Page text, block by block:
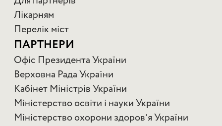
Лікарням
Перелік міст
ПАРТНЕРИ
Офіс Президента України
Верховна Рада України
Кабінет Міністрів України
Міністерство освіти і науки України
Міністерство охорони здоровʼя України